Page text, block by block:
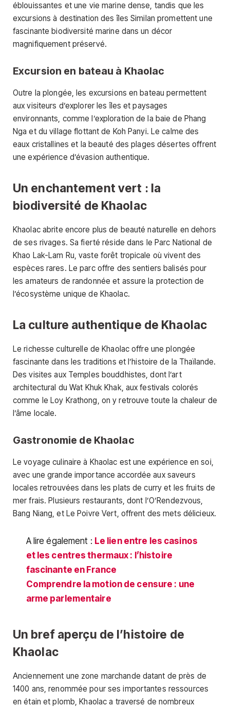
éblouissantes et une vie marine dense, tandis que les
excursions à destination des îles Similan promettent une
fascinante biodiversité marine dans un décor
magnifiquement préservé.
Excursion en bateau à Khaolac
Outre la plongée, les excursions en bateau permettent
aux visiteurs d’explorer les îles et paysages
environnants, comme l’exploration de la baie de Phang
Nga et du village flottant de Koh Panyi. Le calme des
eaux cristallines et la beauté des plages désertes offrent
une expérience d’évasion authentique.
Un enchantement vert : la
biodiversité de Khaolac
Khaolac abrite encore plus de beauté naturelle en dehors
de ses rivages. Sa fierté réside dans le Parc National de
Khao Lak-Lam Ru, vaste forêt tropicale où vivent des
espèces rares. Le parc offre des sentiers balisés pour
les amateurs de randonnée et assure la protection de
l’écosystème unique de Khaolac.
La culture authentique de Khaolac
Le richesse culturelle de Khaolac offre une plongée
fascinante dans les traditions et l’histoire de la Thaïlande.
Des visites aux Temples bouddhistes, dont l’art
architectural du Wat Khuk Khak, aux festivals colorés
comme le Loy Krathong, on y retrouve toute la chaleur de
l’âme locale.
Gastronomie de Khaolac
Le voyage culinaire à Khaolac est une expérience en soi,
avec une grande importance accordée aux saveurs
locales retrouvées dans les plats de curry et les fruits de
mer frais. Plusieurs restaurants, dont l’O’Rendezvous,
Bang Niang, et Le Poivre Vert, offrent des mets délicieux.
A lire également : Le lien entre les casinos
et les centres thermaux : l’histoire
fascinante en France
Comprendre la motion de censure : une
arme parlementaire
Un bref aperçu de l’histoire de
Khaolac
Anciennement une zone marchande datant de près de
1400 ans, renommée pour ses importantes ressources
en étain et plomb, Khaolac a traversé de nombreux